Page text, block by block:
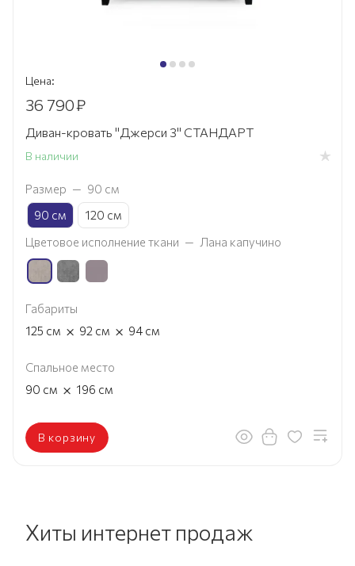
Цена:
36 790₽
Диван-кровать "Джерси 3" СТАНДАРТ
В наличии
Размер — 90 см
90 см
120 см
Цветовое исполнение ткани — Лана капучино
Габариты
125 см × 92 см × 94 см
Спальное место
90 см × 196 см
В корзину
Хиты интернет продаж